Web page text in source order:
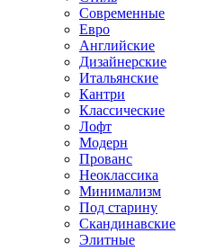
Современные
Евро
Английские
Дизайнерские
Итальянские
Кантри
Классические
Лофт
Модерн
Прованс
Неоклассика
Минимализм
Под старину
Скандинавские
Элитные